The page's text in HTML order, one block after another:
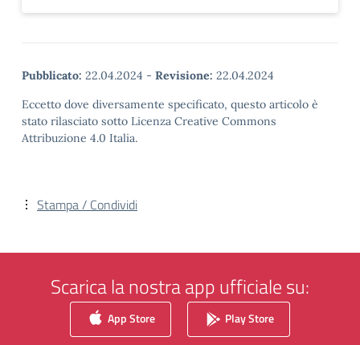
Pubblicato: 22.04.2024 - Revisione: 22.04.2024
Eccetto dove diversamente specificato, questo articolo è
stato rilasciato sotto Licenza Creative Commons
Attribuzione 4.0 Italia.
Stampa / Condividi
Scarica la nostra app ufficiale su:
App Store Play Store